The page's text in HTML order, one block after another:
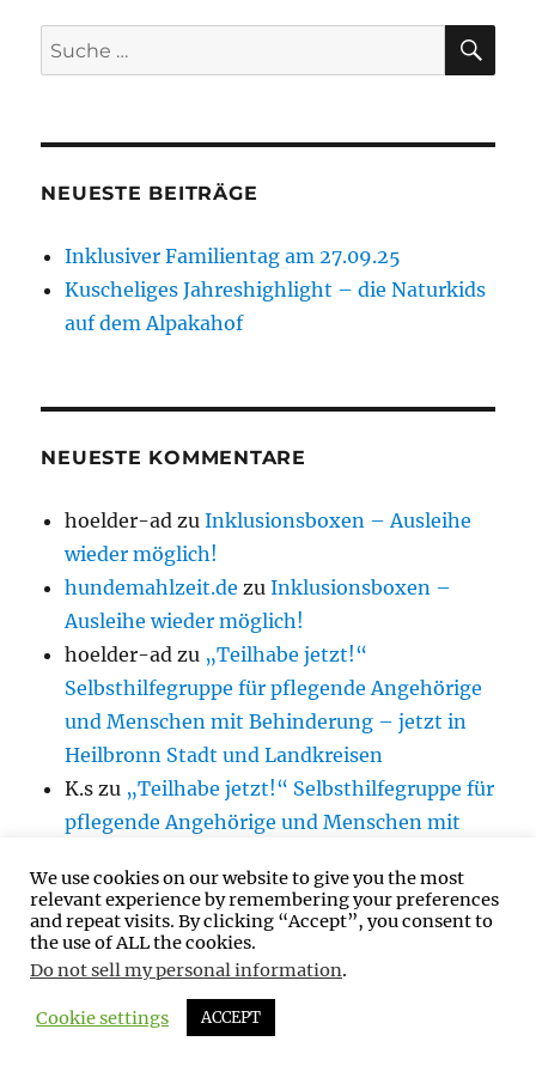
Suche
nach:
NEUESTE BEITRÄGE
Inklusiver Familientag am 27.09.25
Kuscheliges Jahreshighlight – die Naturkids
auf dem Alpakahof
NEUESTE KOMMENTARE
hoelder-ad zuInklusionsboxen – Ausleihe
wieder möglich!
hundemahlzeit.de zuInklusionsboxen –
Ausleihe wieder möglich!
hoelder-ad zu „Teilhabe jetzt!“
Selbsthilfegruppe für pflegende Angehörige
und Menschen mit Behinderung – jetzt in
Heilbronn Stadt und Landkreisen
K.s zu „Teilhabe jetzt!“ Selbsthilfegruppe für
pflegende Angehörige und Menschen mit
Landkreisen
hoelder-adzuInklusionsboxen – Ausleihe
wieder möglich!
We use cookies on our website to give you the most
relevant experience by remembering your preferences
and repeat visits. By clicking “Accept”, you consent to
the use of ALL the cookies.
Do not sell my personal information.
Cookie settings ACCEPT